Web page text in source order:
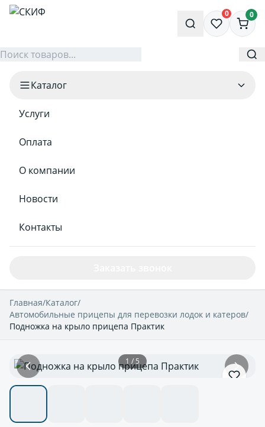
0 0
Каталог
Услуги
Оплата
О компании
Новости
Контакты
Главная/Каталог/
Автомобильные прицепы для перевозки лодок и катеров/
Подножка на крыло прицепа Практик
1 / 5